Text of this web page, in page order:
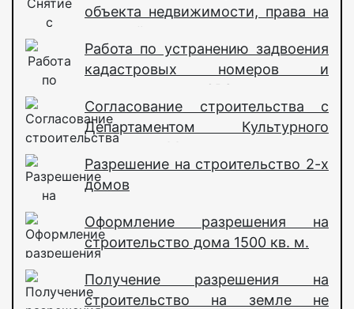
объекта недвижимости, права на
Работа по устранению задвоения
кадастровых номеров и
возвращению GPS координат
нужному участку
Согласование строительства с
Департаментом Культурного
наследия г. Москвы
Разрешение на строительство 2-х
домов
Оформление разрешения на
строительство дома 1500 кв. м.
Получение разрешения на
строительство на земле не